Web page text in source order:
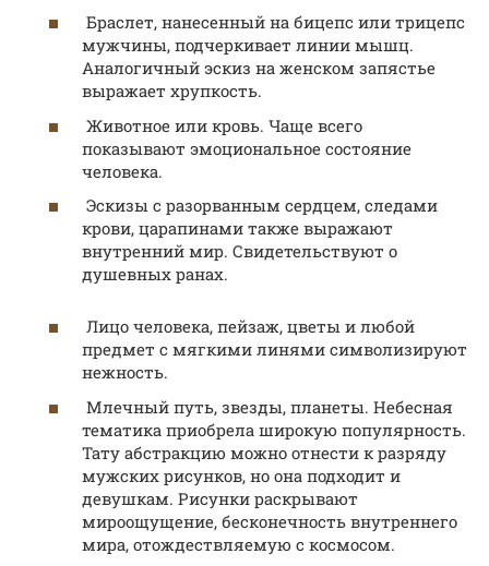
Браслет, нанесенный на бицепс или трицепс
мужчины, подчеркивает линии мышц.
Аналогичный эскиз на женском запястье
выражает хрупкость.
Животное или кровь. Чаще всего
показывают эмоциональное состояние
человека.
Эскизы с разорванным сердцем, следами
крови, царапинами также выражают
внутренний мир. Свидетельствуют о
душевных ранах.
Лицо человека, пейзаж, цветы и любой
предмет с мягкими линями символизируют
нежность.
Млечный путь, звезды, планеты. Небесная
тематика приобрела широкую популярность.
Тату абстракцию можно отнести к разряду
мужских рисунков, но она подходит и
девушкам. Рисунки раскрывают
мироощущение, бесконечность внутреннего
мира, отождествляемую с космосом.